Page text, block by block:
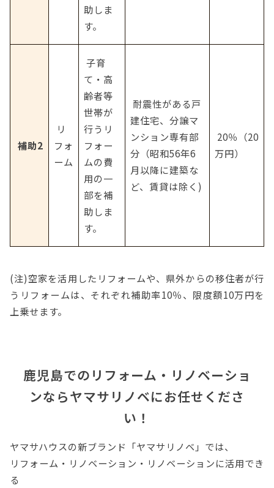
助しま
す。
補助2
リ
フォ
ーム
子育
て・高
齢者等
世帯が
行うリ
フォー
ムの費
用の一
部を補
助しま
す。
耐震性がある戸
建住宅、分譲マ
ンション専有部
分（昭和56年6
月以降に建築な
ど、賃貸は除く)
20％（20
万円）
(注)空家を活用したリフォームや、県外からの移住者が行
うリフォームは、それぞれ補助率10％、限度額10万円を
上乗せます。
鹿児島でのリフォーム・リノベーショ
ンならヤマサリノベにお任せくださ
い！
ヤマサハウスの新ブランド「ヤマサリノベ」では、
リフォーム・リノベーション・リノベーションに活用でき
る